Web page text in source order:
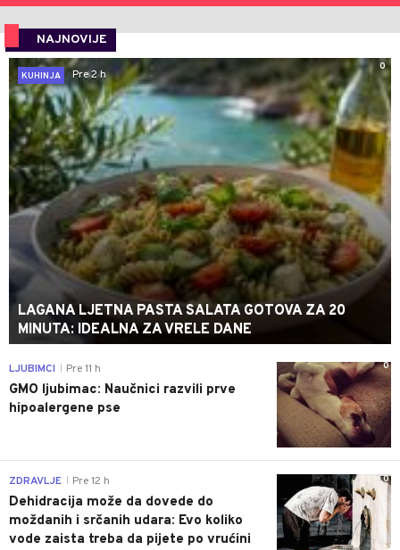
NAJNOVIJE
0
KUHINJA
Pre 2 h
LAGANA LJETNA PASTA SALATA GOTOVA ZA 20
MINUTA: IDEALNA ZA VRELE DANE
0
LJUBIMCI Pre 11 h
GMO ljubimac: Naučnici razvili prve
hipoalergene pse
0
ZDRAVLJE Pre 12 h
Dehidracija može da dovede do
moždanih i srčanih udara: Evo koliko
vode zaista treba da pijete po vrućini